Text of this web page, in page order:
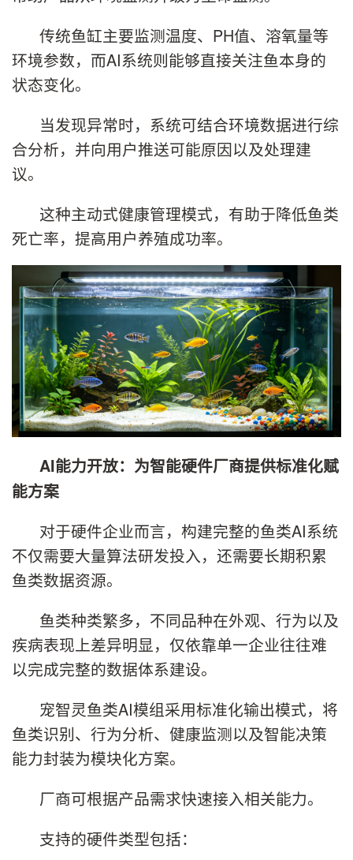
传统鱼缸主要监测温度、PH值、溶氧量等
环境参数，而AI系统则能够直接关注鱼本身的
状态变化。
当发现异常时，系统可结合环境数据进行综
合分析，并向用户推送可能原因以及处理建
议。
这种主动式健康管理模式，有助于降低鱼类
死亡率，提高用户养殖成功率。
AI能力开放：为智能硬件厂商提供标准化赋
能方案
对于硬件企业而言，构建完整的鱼类AI系统
不仅需要大量算法研发投入，还需要长期积累
鱼类数据资源。
鱼类种类繁多，不同品种在外观、行为以及
疾病表现上差异明显，仅依靠单一企业往往难
以完成完整的数据体系建设。
宠智灵鱼类AI模组采用标准化输出模式，将
鱼类识别、行为分析、健康监测以及智能决策
能力封装为模块化方案。
厂商可根据产品需求快速接入相关能力。
支持的硬件类型包括：